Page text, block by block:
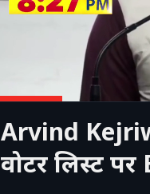
Arvind
वोटर लिस्ट